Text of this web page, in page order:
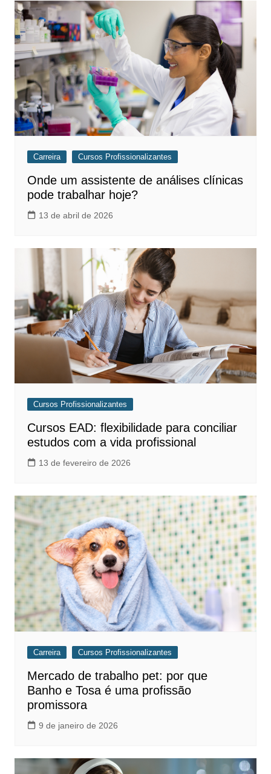
Carreira Cursos Profissionalizantes
Onde um assistente de análises clínicas
pode trabalhar hoje?
13 de abril de 2026
Cursos Profissionalizantes
Cursos EAD: flexibilidade para conciliar
estudos com a vida profissional
13 de fevereiro de 2026
Carreira Cursos Profissionalizantes
Mercado de trabalho pet: por que
Banho e Tosa é uma profissão
promissora
9 de janeiro de 2026